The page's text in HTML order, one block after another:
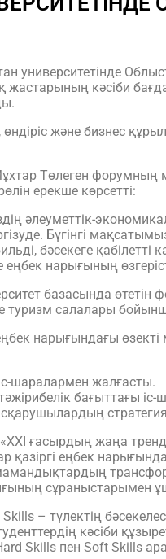
университетінде
кәсіби
және бизнес
Төлеген
ерекше көрсетті:
әлеуметтік-
Бүгінгі
бәсекеге қабілетті
еңбек нарығының
базасында өтетін
салалары
нарығындағы өзекті
шаралармен жалғасты.
бағыттағы
ғасырдың жаңа
еңбек
сұраныстарымен
– түлектің
кәсіби
Skills пен Soft Skills